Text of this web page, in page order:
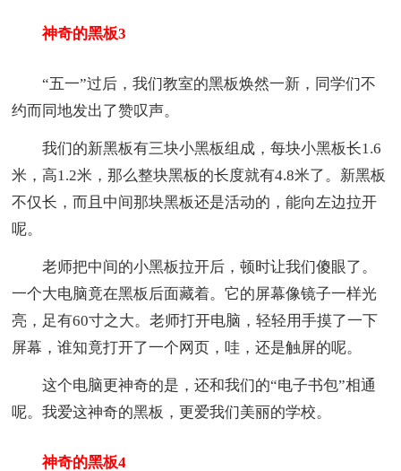
神奇的黑板3
“五一”过后，我们教室的黑板焕然一新，同学们不
约而同地发出了赞叹声。
我们的新黑板有三块小黑板组成，每块小黑板长1.6
米，高1.2米，那么整块黑板的长度就有4.8米了。新黑板
不仅长，而且中间那块黑板还是活动的，能向左边拉开
呢。
老师把中间的小黑板拉开后，顿时让我们傻眼了。
一个大电脑竟在黑板后面藏着。它的屏幕像镜子一样光
亮，足有60寸之大。老师打开电脑，轻轻用手摸了一下
屏幕，谁知竟打开了一个网页，哇，还是触屏的呢。
这个电脑更神奇的是，还和我们的“电子书包”相通
呢。我爱这神奇的黑板，更爱我们美丽的学校。
神奇的黑板4